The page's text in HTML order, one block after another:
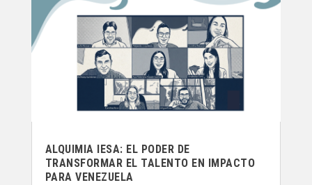
ALQUIMIA IESA: EL PODER DE
TRANSFORMAR EL TALENTO EN IMPACTO
PARA VENEZUELA